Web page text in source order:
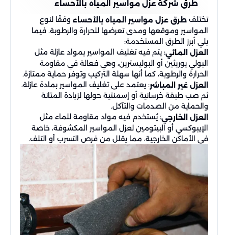
طرق شركة عزل مواسير المياه بالأحساء
تختلف طرق عزل مواسير المياه بالأحساء وفقًا لنوع
المواسير وموقعها ومدى تعرضها للحرارة والرطوبة. فيما
يلي أبرز الطرق المستخدمة:
العزل المائي: يتم فيه تغليف المواسير بمواد عازلة مثل
البولي يوريثين أو البوليسترين، وهي فعالة في مقاومة
الحرارة والرطوبة، كما أنها سهلة التركيب وتوفر حماية ممتازة.
العزل غير المباشر: يعتمد على تغليف المواسير بمادة عازلة،
ثم صب طبقة خرسانية أو إسمنتية حولها لزيادة المتانة
والحماية من الصدمات والتآكل.
العزل الخارجي: يُستخدم فيه مواد مقاومة للماء مثل
الإيبوكسي أو البيتومين لعزل المواسير المكشوفة، خاصة
في الأماكن الخارجية، مما يقلل من فرص التسرب أو التلف.